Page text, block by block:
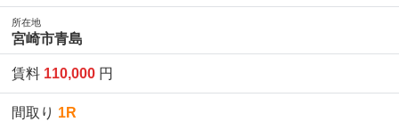
所在地
宮崎市青島
賃料 110,000 円
間取り 1R